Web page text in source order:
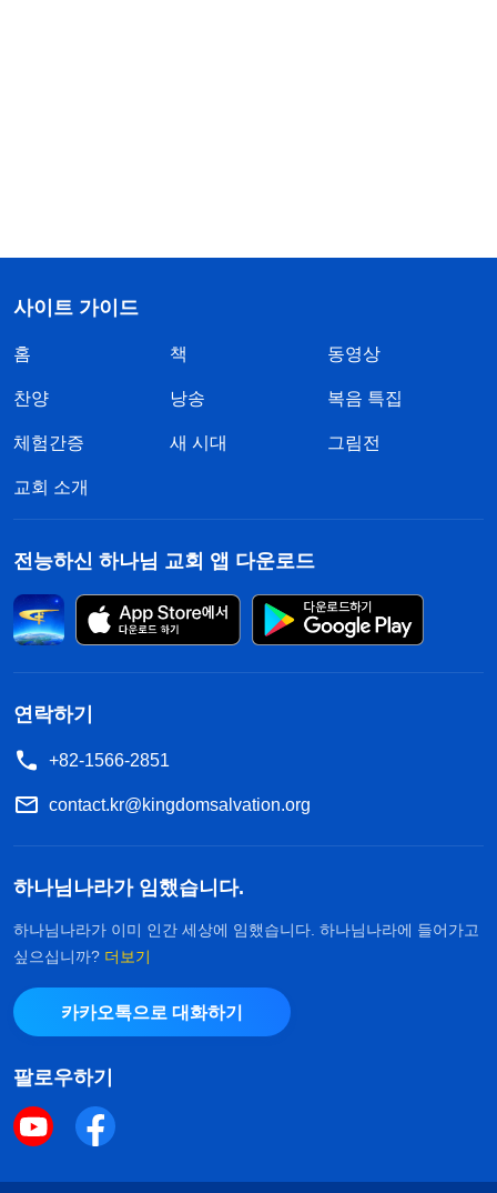
사이트 가이드
홈 책 동영상
찬양 낭송 복음 특집
체험간증 새 시대 그림전
교회 소개
전능하신 하나님 교회 앱 다운로드
연락하기
+82-1566-2851
contact.kr@kingdomsalvation.org
하나님나라가 임했습니다.
하나님나라가 이미 인간 세상에 임했습니다. 하나님나라에 들어가고
싶으십니까? 더보기
카카오톡으로 대화하기
팔로우하기